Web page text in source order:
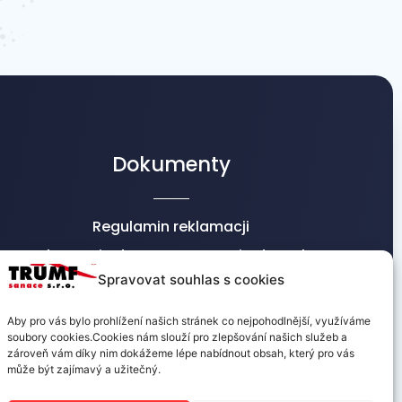
Spravovat souhlas s cookies
Aby pro vás bylo prohlížení našich stránek co nejpohodlnější, využíváme
soubory cookies.Cookies nám slouží pro zlepšování našich služeb a
zároveň vám díky nim dokážeme lépe nabídnout obsah, který pro vás
může být zajímavý a užitečný.
Dokumenty
Regulamin reklamacji
Informacje dot. przetwarzania danych
osobowych